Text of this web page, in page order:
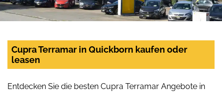
Cupra Terramar in Quickborn kaufen oder
leasen
Entdecken Sie die besten Cupra Terramar Angebote in